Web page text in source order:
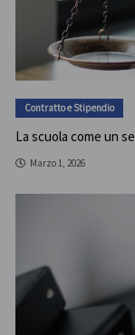
Contratto e Stipendio
La scuola come un
Marzo 1, 2026